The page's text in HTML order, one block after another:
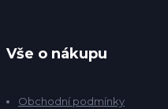
Vše o nákupu
Obchodní podmínky